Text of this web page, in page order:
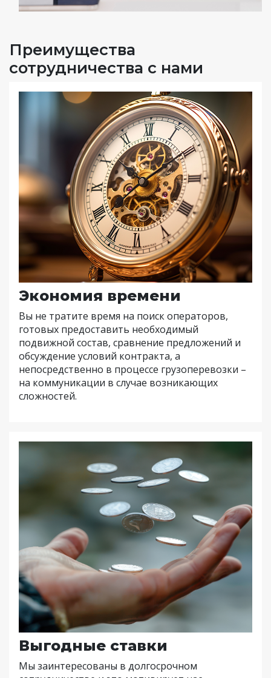
Преимущества
сотрудничества с нами
Экономия времени
Вы не тратите время на поиск операторов,
готовых предоставить необходимый
подвижной состав, сравнение предложений и
обсуждение условий контракта, а
непосредственно в процессе грузоперевозки –
на коммуникации в случае возникающих
сложностей.
Выгодные ставки
Мы заинтересованы в долгосрочном